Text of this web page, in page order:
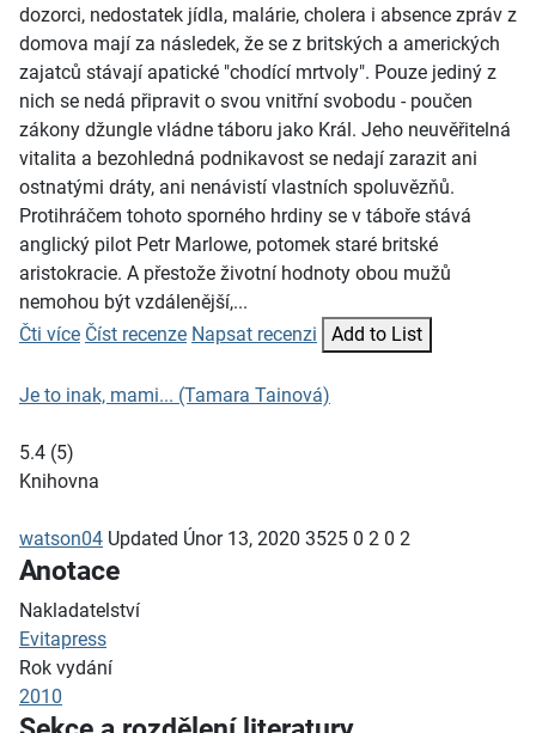
dozorci, nedostatek jídla, malárie, cholera i absence zpráv z
domova mají za následek, že se z britských a amerických
zajatců stávají apatické "chodící mrtvoly". Pouze jediný z
nich se nedá připravit o svou vnitřní svobodu - poučen
zákony džungle vládne táboru jako Král. Jeho neuvěřitelná
vitalita a bezohledná podnikavost se nedají zarazit ani
ostnatými dráty, ani nenávistí vlastních spoluvězňů.
Protihráčem tohoto sporného hrdiny se v táboře stává
anglický pilot Petr Marlowe, potomek staré britské
aristokracie. A přestože životní hodnoty obou mužů
nemohou být vzdálenější,...
Čti více Číst recenze Napsat recenzi Add to List
Je to inak, mami... (Tamara Tainová)
5.4 (5)
Knihovna
watson04 Updated Únor 13, 2020 3525 0 2 0 2
Anotace
Nakladatelství
Evitapress
Rok vydání
2010